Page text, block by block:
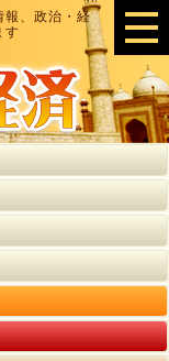
報、政治・経
す